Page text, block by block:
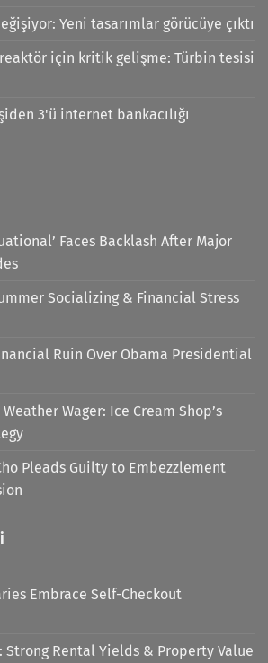
Yeni tasarımlar görücüye çıktı
için kritik gelişme: Türbin tesisi
3'ü internet bankacılığı
Faces Backlash After Major
Socializing & Financial Stress
Ruin Over Obama Presidential
Wager: Ice Cream Shop’s
Pleads Guilty to Embezzlement
Embrace Self-Checkout
Strong Rental Yields & Property Value